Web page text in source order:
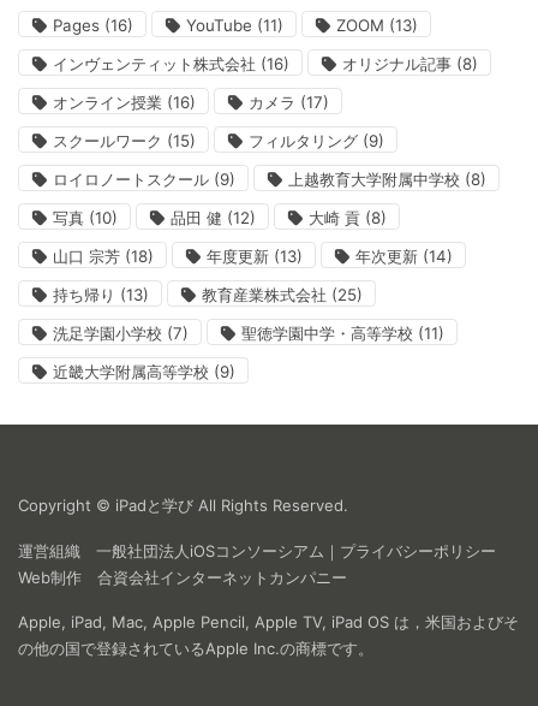
Pages (16) YouTube (11) ZOOM (13)
インヴェンティット株式会社 (16) オリジナル記事 (8)
オンライン授業 (16) カメラ (17)
スクールワーク (15) フィルタリング (9)
ロイロノートスクール (9) 上越教育大学附属中学校 (8)
写真 (10) 品田 健 (12) 大崎 貢 (8)
山口 宗芳 (18) 年度更新 (13) 年次更新 (14)
持ち帰り (13) 教育産業株式会社 (25)
洗足学園小学校 (7) 聖徳学園中学・高等学校 (11)
近畿大学附属高等学校 (9)
Copyright © iPadと学び All Rights Reserved.
運営組織 一般社団法人iOSコンソーシアム ｜ プライバシーポリシー
Web制作 合資会社インターネットカンパニー
Apple, iPad, Mac, Apple Pencil, Apple TV, iPad OS は，米国およびそ
の他の国で登録されているApple Inc.の商標です。